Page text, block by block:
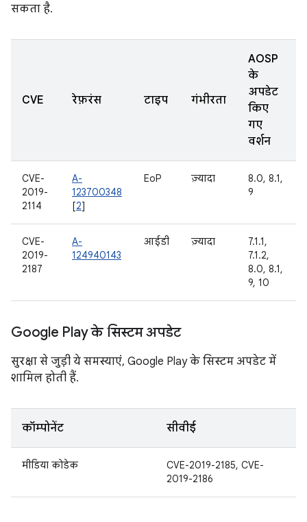
सकता है.
CVE रेफ़रंस टाइप गंभीरता
AOSP
के
अपडेट
किए
गए
वर्शन
CVE-
2019-
2114
A-
123700348
[2]
EoP ज़्यादा
8.0, 8.1,
9
CVE-
2019-
2187
A-
124940143
आईडी ज़्यादा
7.1.1,
7.1.2,
8.0, 8.1,
9, 10
Google Play के सिस्टम अपडेट
सुरक्षा से जुड़ी ये समस्याएं, Google Play के सिस्टम अपडेट में
शामिल होती हैं.
कॉम्पोनेंट सीवीई
मीडिया कोडेक
CVE-2019-2185, CVE-
2019-2186